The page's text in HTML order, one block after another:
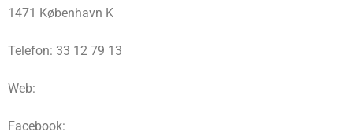
1471 København K
Telefon: 33 12 79 13
Web:
Facebook: